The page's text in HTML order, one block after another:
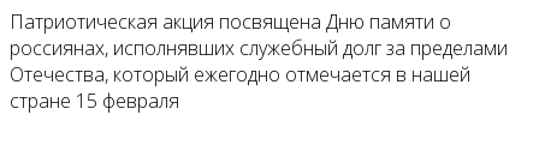
Патриотическая акция посвящена Дню памяти о
россиянах, исполнявших служебный долг за пределами
Отечества, который ежегодно отмечается в нашей
стране 15 февраля